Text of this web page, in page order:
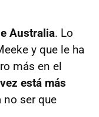
Australia. Lo
y que le ha
más en el
está más
no ser que